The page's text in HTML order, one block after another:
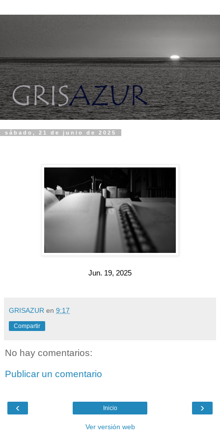
sábado, 21 de junio de 2025
Jun. 19, 2025
GRISAZUR en 9:17
Compartir
No hay comentarios:
Publicar un comentario
‹ ›
Inicio
Ver versión web